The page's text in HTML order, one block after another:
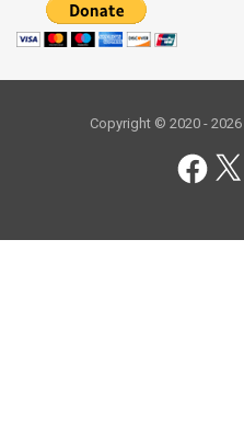
Copyright © 2020 - 2026
Facebook
X